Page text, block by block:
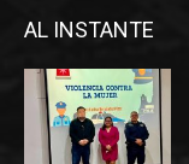
AL INSTANTE